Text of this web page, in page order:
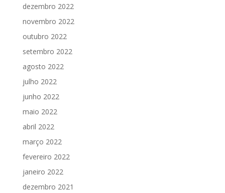
dezembro 2022
novembro 2022
outubro 2022
setembro 2022
agosto 2022
julho 2022
junho 2022
maio 2022
abril 2022
março 2022
fevereiro 2022
janeiro 2022
dezembro 2021